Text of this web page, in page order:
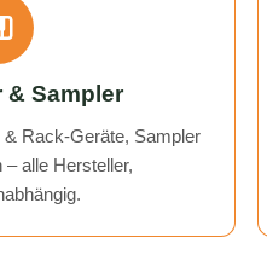
and
It's
this still
& Sampler
Rack-Geräte, Sampler
alle Hersteller,